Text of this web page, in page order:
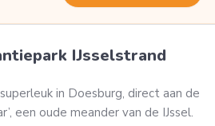
IJsselstrand
in Doesburg, direct aan de
een oude meander van de IJssel.